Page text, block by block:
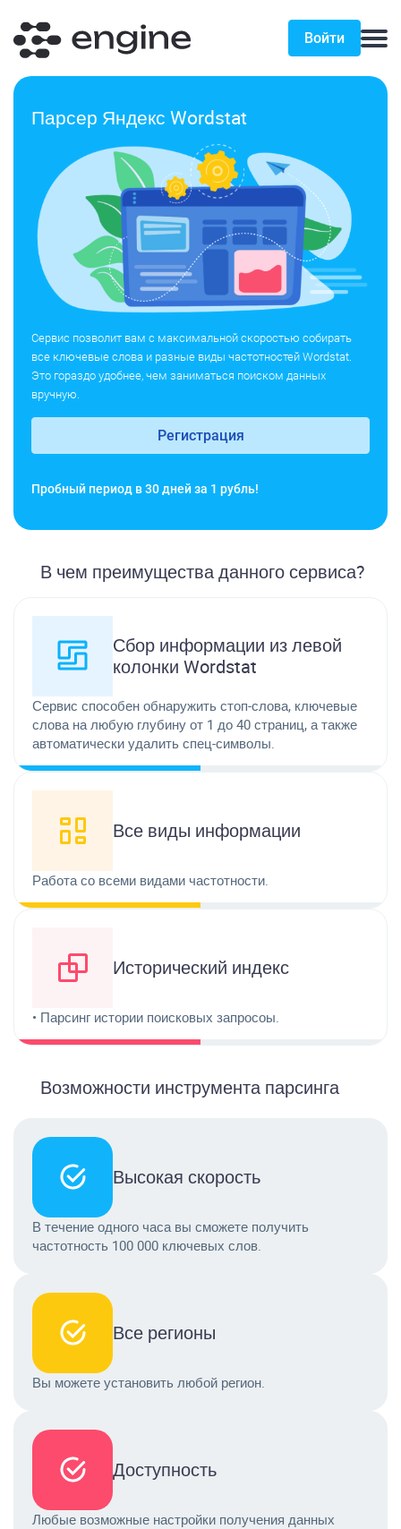
Войти
Парсер Яндекс Wordstat
Сервис позволит вам с максимальной скоростью собирать
все ключевые слова и разные виды частотностей Wordstat.
Это гораздо удобнее, чем заниматься поиском данных
вручную.
Регистрация
Пробный период в 30 дней за 1 рубль!
В чем преимущества данного сервиса?
Сбор информации из левой
колонки Wordstat
Сервис способен обнаружить стоп-слова, ключевые
слова на любую глубину от 1 до 40 страниц, а также
автоматически удалить спец-символы.
Все виды информации
Работа со всеми видами частотности.
Исторический индекс
• Парсинг истории поисковых запросоы.
Возможности инструмента парсинга
Высокая скорость
В течение одного часа вы сможете получить
частотность 100 000 ключевых слов.
Все регионы
Вы можете установить любой регион.
Доступность
Любые возможные настройки получения данных